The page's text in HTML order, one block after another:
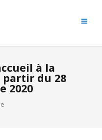
à la
partir du 28
2020